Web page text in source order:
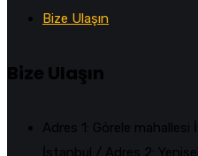
Bize Ulaşın
Bize Ulaşın
Adres 1: Görele
İstanbul / Adres 2: